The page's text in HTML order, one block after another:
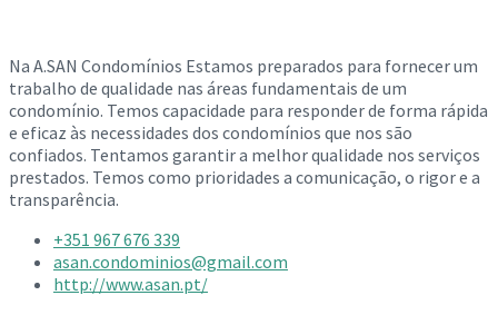
Na A.SAN Condomínios Estamos preparados para fornecer um
trabalho de qualidade nas áreas fundamentais de um
condomínio. Temos capacidade para responder de forma rápida
e eficaz às necessidades dos condomínios que nos são
confiados. Tentamos garantir a melhor qualidade nos serviços
prestados. Temos como prioridades a comunicação, o rigor e a
transparência.
+351 967 676 339
asan.condominios@gmail.com
http://www.asan.pt/